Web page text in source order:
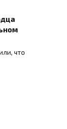
что